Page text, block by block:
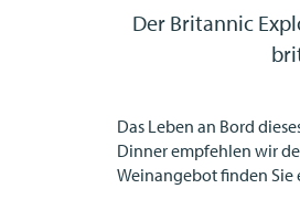
Der Britannic
Das Leben an Bord
Dinner empfehlen wir
Weinangebot finden Sie